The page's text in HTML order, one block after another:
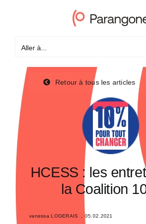
Aller à...
Retour à tous les articles
HCESS : les
la Coalition
vanessa LOGERAIS , 05.02.2021